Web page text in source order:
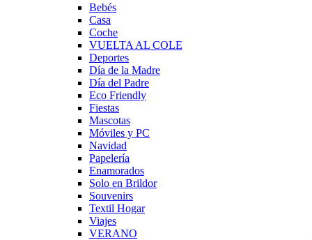
Bebés
Casa
Coche
VUELTA AL COLE
Deportes
Día de la Madre
Día del Padre
Eco Friendly
Fiestas
Mascotas
Móviles y PC
Navidad
Papelería
Enamorados
Solo en Brildor
Souvenirs
Textil Hogar
Viajes
VERANO